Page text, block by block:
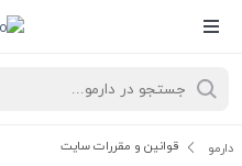
دارمو قوانین و مقررات سایت